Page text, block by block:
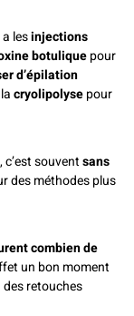
lesinjections
botuliquepour
d’épilation
cryolipolysepour
c’est souventsans
des méthodes plus
combien de
un bon moment
retouches